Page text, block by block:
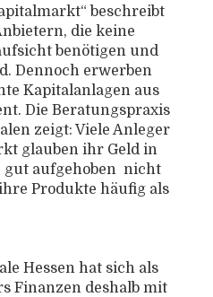
beschreibt
die keine
benötigen und
Dennoch erwerben
Kapitalanlagen aus
Die Beratungspraxis
zeigt: Viele Anleger
glauben ihr Geld in
aufgehoben  nicht
Produkte häufig als
Hessen hat sich als
Finanzen deshalb mit